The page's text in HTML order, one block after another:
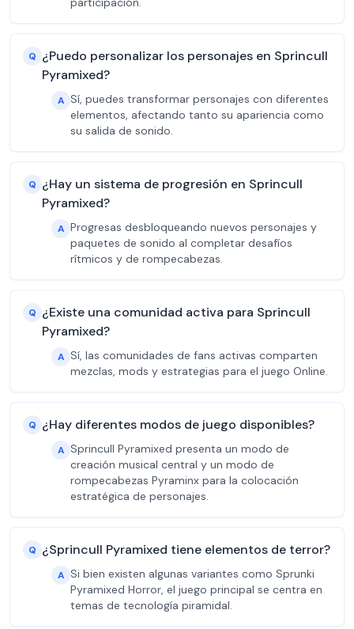
Q ¿Puedo personalizar los personajes en Sprincull
Pyramixed?
A Sí, puedes transformar personajes con diferentes
elementos, afectando tanto su apariencia como
su salida de sonido.
Q ¿Hay un sistema de progresión en Sprincull
Pyramixed?
A Progresas desbloqueando nuevos personajes y
paquetes de sonido al completar desafíos
rítmicos y de rompecabezas.
Q ¿Existe una comunidad activa para Sprincull
Pyramixed?
A Sí, las comunidades de fans activas comparten
mezclas, mods y estrategias para el juego Online.
Q ¿Hay diferentes modos de juego disponibles?
A Sprincull Pyramixed presenta un modo de
creación musical central y un modo de
rompecabezas Pyraminx para la colocación
estratégica de personajes.
Q ¿Sprincull Pyramixed tiene elementos de terror?
A Si bien existen algunas variantes como Sprunki
Pyramixed Horror, el juego principal se centra en
temas de tecnología piramidal.